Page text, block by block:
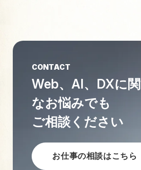
CONTACT
Web、AI、DXに
なお悩みでも
ご相談ください
お仕事の相談はこちら